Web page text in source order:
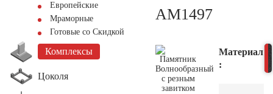
Европейские
Мраморные
Готовые со Скидкой
Комплексы
Цоколя
AM1497
Материал
: